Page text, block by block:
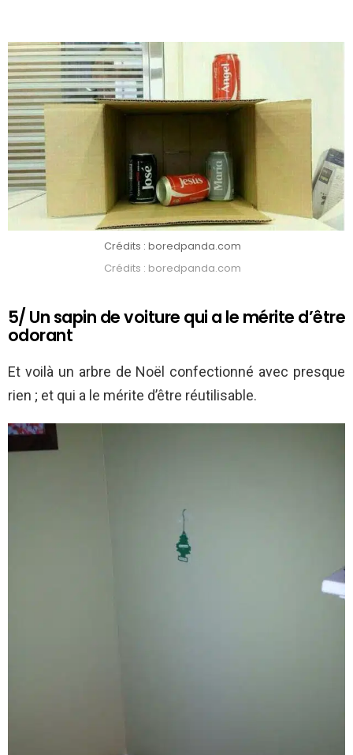
Crédits : boredpanda.com
Crédits : boredpanda.com
5/ Un sapin de voiture qui a le mérite d’être
odorant
Et voilà un arbre de Noël confectionné avec presque
rien ; et qui a le mérite d’être réutilisable.